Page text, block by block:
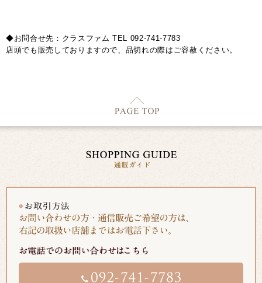
◆お問合せ先：クラスファム TEL 092-741-7783
店頭でも販売しておりますので、品切れの際はご容赦ください。